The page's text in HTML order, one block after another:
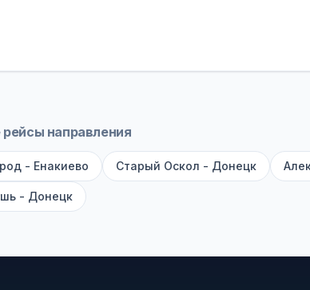
есть всё необходимое для
вода, пледы. На больших автобусах
производится только при посадке,
вы увидите время выезда, место
поездок! С уважением, команда
направления
- Енакиево Старый Оскол - Донецк
- Донецк